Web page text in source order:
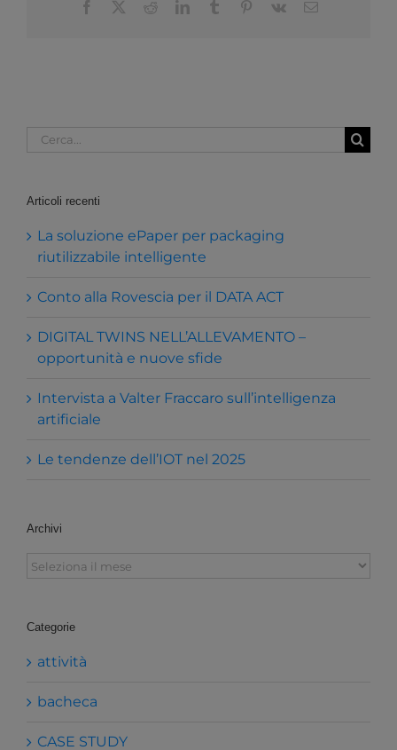
Facebook
RedditLinkedInTumblr Pinterest
Vk Email
Cerca
Articoli recenti
La soluzione ePaper per packaging
riutilizzabile intelligente
Conto alla Rovescia per il DATA ACT
DIGITAL TWINS NELL’ALLEVAMENTO –
opportunità e nuove sfide
Intervista a Valter Fraccaro sull’intelligenza
artificiale
Le tendenze dell’IOT nel 2025
Archivi
Archivi
Categorie
attività
bacheca
CASE STUDY